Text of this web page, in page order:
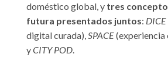
doméstico global, y tres
futura presentados juntos: DICE
digital curada),SPACE(experiencia
yCITY POD.